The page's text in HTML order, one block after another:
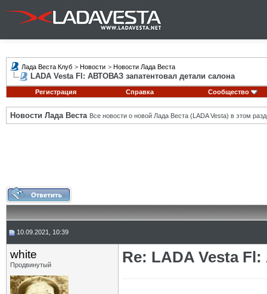
Лада Веста Клуб > Новости > Новости Лада Веста
LADA Vesta Fl: АВТОВАЗ запатентовал детали салона
Регистрация Справка Сообщество
Новости Лада Веста Все новости о новой Лада Веста (LADA Vesta) в этом
10.09.2021, 10:39
white
Продвинутый Re: LADA Vesta